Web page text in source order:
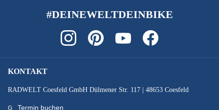
#DEINEWELTDEINBIKE
KONTAKT
RADWELT Coesfeld GmbH Dülmener Str. 117 | 48653 Coesfeld
Termin buchen